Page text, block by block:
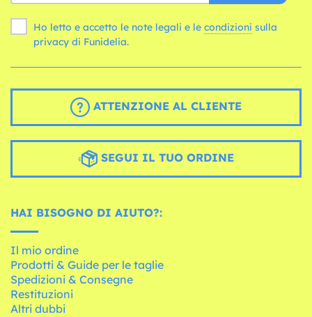
Ho letto e accetto le note legali e le condizioni
privacy di Funidelia.
ATTENZIONE AL CLIENTE
SEGUI IL TUO ORDINE
HAI BISOGNO DI AIUTO?:
Il mio ordine
Prodotti & Guide per le taglie
Spedizioni & Consegne
Restituzioni
Altri dubbi